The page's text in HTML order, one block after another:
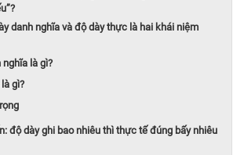
danh nghĩa và độ dày thực là hai khái niệm
là gì?
gì?
độ dày ghi bao nhiêu thì thực tế đúng bấy nhiêu